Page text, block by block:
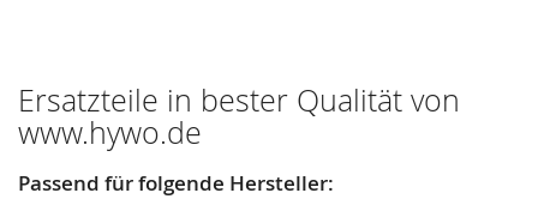
Ersatzteile in bester Qualität von
www.hywo.de
Passend für folgende Hersteller: